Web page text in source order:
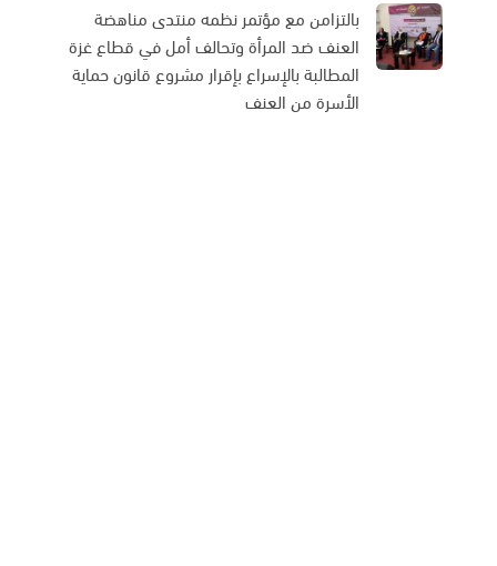
بالتزامن مع مؤتمر نظمه منتدى مناهضة
العنف ضد المرأة وتحالف أمل في قطاع غزة
المطالبة بالإسراع بإقرار مشروع قانون حماية
الأسرة من العنف